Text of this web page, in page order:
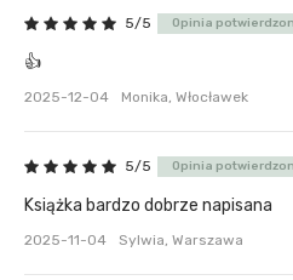
5/5 Opinia
👍
2025-12-04 Monika, Włocławek
5/5 Opinia
Książka bardzo dobrze napisana
2025-11-04 Sylwia, Warszawa